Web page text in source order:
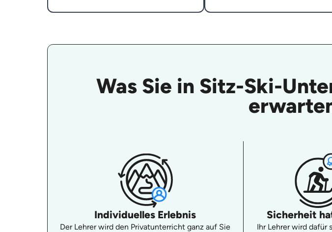
Was Sie in Sitz-Ski-
Individuelles Erlebnis
Der Lehrer wird den Privatunterricht ganz auf Sie
Sicherheit
Ihr Lehrer wird dafür